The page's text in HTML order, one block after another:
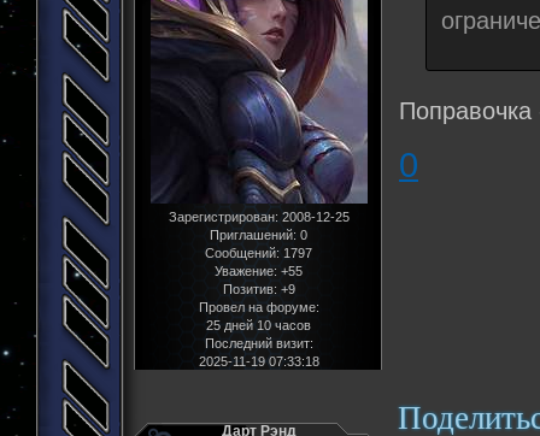
Зарегистрирован: 2008-12-25
Приглашений: 0
Сообщений: 1797
Уважение: +55
Позитив: +9
Провел на форуме:
25 дней 10 часов
Последний визит:
2025-11-19 07:33:18
Поправочка
0
Дарт Рэнд